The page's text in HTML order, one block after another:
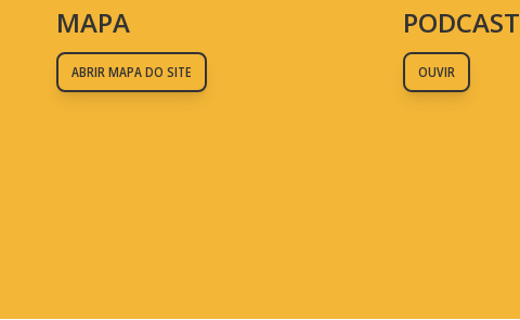
MAPA
ABRIR MAPA DO SITE
PODCAST
OUVIR